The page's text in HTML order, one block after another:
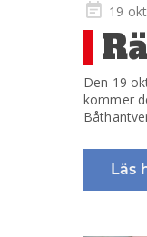
Publicerad
på
19
Den 19
kommer
Läs